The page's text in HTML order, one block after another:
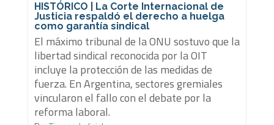
HISTÓRICO | La Corte Internacional de
Justicia respaldó el derecho a huelga
como garantía sindical
El máximo tribunal de la ONU sostuvo que la
libertad sindical reconocida por la OIT
incluye la protección de las medidas de
fuerza. En Argentina, sectores gremiales
vincularon el fallo con el debate por la
reforma laboral.